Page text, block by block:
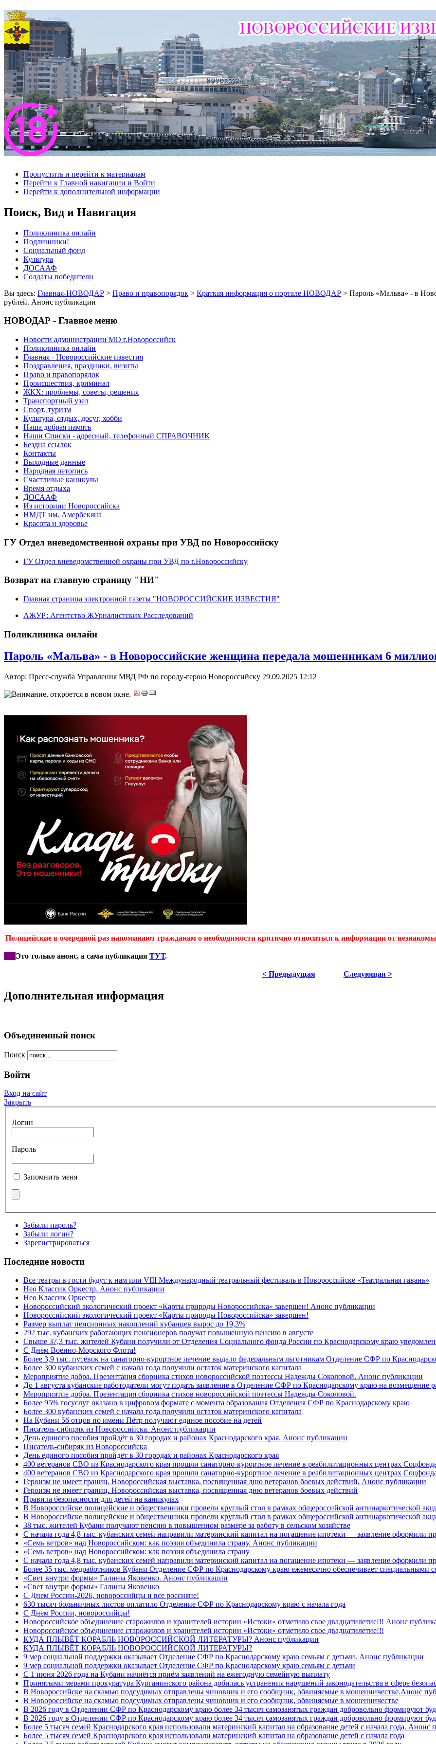
Пропустить и перейти к материалам
Перейти к Главной навигации и Войти
Перейти к дополнительной информации
Поиск, Вид и Навигация
Поликлиника онлайн
Подлинники!
Социальный фонд
Культура
ДОСААФ
Солдаты победители
Вы здесь: Главная-НОВОДАР > Право и правопорядок > Краткая информация о портале НОВОДАР > Пароль «Мальва» - в
рублей. Анонс публикации
НОВОДАР - Главное меню
Новости администрации МО г.Новороссийск
Поликлиника онлайн
Главная - Новороссийские известия
Поздравления, праздники, визиты
Право и правопорядок
Происшествия, криминал
ЖКХ: проблемы, советы, решения
Транспортный узел
Спорт, туризм
Культура, отдых, досуг, хобби
Наша добрая память
Наши Списки - адресный, телефонный СПРАВОЧНИК
Бездна ссылок
Контакты
Выходные данные
Народная летопись
Счастливые каникулы
Время отдыха
ДОСААФ
Из историии Новороссийска
НМДТ им. Амербекяна
Красота и здоровье
ГУ Отдел вневедомственной охраны при УВД по Новороссийску
ГУ Отдел вневедомственной охраны при УВД по г.Новороссийску
Возврат на главную страницу "НИ"
Главная страница электронной газеты "НОВОРОССИЙСКИЕ ИЗВЕСТИЯ"
АЖУР: Агентство ЖУрналистских Расследований
Поликлиника онлайн
Пароль «Мальва» - в Новороссийские женщина передала мошенникам 6
Автор: Пресс-служба Управления МВД РФ по городу-герою Новороссийску 29.09.2025 12:12
Полицейские в очередной раз напоминают гражданам о необходимости критично относиться к информации от
Это только анонс, а сама публикация ТУТ.
< Предыдущая Следующая >
Дополнительная информация
Объединенный поиск
Поиск
Войти
Вход на сайт
Закрыть
Логин
Пароль
Запомнить меня
Забыли пароль?
Забыли логин?
Зарегистрироваться
Последние новости
Все театры в гости будут к нам или VIII Международный театральный фестиваль в Новороссийске «Театральная гавань»
Нео Классик Оркестр. Анонс публикации
Нео Классик Оркестр
Новороссийский экологический проект «Карты природы Новороссийска» завершен! Анонс публикации
Новороссийский экологический проект «Карты природы Новороссийска» завершен!
Размер выплат пенсионных накоплений кубанцев вырос до 19,3%
292 тыс. кубанских работающих пенсионеров получат повышенную пенсию в августе
Свыше 37,3 тыс. жителей Кубани получили от Отделения Социального фонда России по Краснодарскому краю
C Днём Военно-Морского Флота!
Более 3,9 тыс. путёвок на санаторно-курортное лечение выдало федеральным льготникам Отделение СФР по
Более 300 кубанских семей с начала года получили остаток материнского капитала
Мероприятие добра. Презентация сборника стихов новороссийской поэтессы Надежды Соколовой. Анонс публикации
До 1 августа кубанские работодатели могут подать заявление в Отделение СФР по Краснодарскому краю на возмещение
Мероприятие добра. Презентация сборника стихов новороссийской поэтессы Надежды Соколовой.
Более 95% госуслуг оказано в цифровом формате с момента образования Отделения СФР по Краснодарскому краю
Более 300 кубанских семей с начала года получили остаток материнского капитала
На Кубани 56 отцов по имени Пётр получают единое пособие на детей
Писатель-сибиряк из Новороссийска. Анонс публикации
День единого пособия пройдёт в 30 городах и районах Краснодарского края. Анонс публикации
Писатель-сибиряк из Новороссийска
День единого пособия пройдёт в 30 городах и районах Краснодарского края
400 ветеранов СВО из Краснодарского края прошли санаторно-курортное лечение в реабилитационных центрах
400 ветеранов СВО из Краснодарского края прошли санаторно-курортное лечение в реабилитационных центрах
Героизм не имеет границ. Новороссийская выставка, посвященная дню ветеранов боевых действий. Анонс публикации
Героизм не имеет границ. Новороссийская выставка, посвященная дню ветеранов боевых действий
Правила безопасности для детей на каникулах
В Новороссийске полицейские и общественники провели круглый стол в рамках общероссийской антинаркотической
В Новороссийске полицейские и общественники провели круглый стол в рамках общероссийской антинаркотической
38 тыс. жителей Кубани получают пенсию в повышенном размере за работу в сельском хозяйстве
С начала года 4,8 тыс. кубанских семей направили материнский капитал на погашение ипотеки — заявление оформили
«Семь ветров» над Новороссийском: как поэзия объединила страну. Анонс публикации
«Семь ветров» над Новороссийском: как поэзия объединила страну
С начала года 4,8 тыс. кубанских семей направили материнский капитал на погашение ипотеки — заявление оформили
Более 35 тыс. медработников Кубани Отделение СФР по Краснодарскому краю ежемесячно обеспечивает специальными
«Свет внутри формы» Галины Яковенко. Анонс публикации
«Свет внутри формы» Галины Яковенко
C Днем России-2026, новороссийцы и все россияне!
630 тысяч больничных листов оплатило Отделение СФР по Краснодарскому краю с начала года
C Днем России, новороссийцы!
Новороссийское объединение старожилов и хранителей истории «Истоки» отметило свое двадцатилетие!!! Анонс
Новороссийское объединение старожилов и хранителей истории «Истоки» отметило свое двадцатилетие!!!
КУДА ПЛЫВЁТ КОРАБЛЬ НОВОРОССИЙСКОЙ ЛИТЕРАТУРЫ? Анонс публикации
КУДА ПЛЫВЁТ КОРАБЛЬ НОВОРОССИЙСКОЙ ЛИТЕРАТУРЫ?
9 мер социальной поддержки оказывает Отделение СФР по Краснодарскому краю семьям с детьми. Анонс публикации
9 мер социальной поддержки оказывает Отделение СФР по Краснодарскому краю семьям с детьми
С 1 июня 2026 года на Кубани начнётся приём заявлений на ежегодную семейную выплату
Принятыми мерами прокуратура Курганинского района добилась устранения нарушений законодательства в сфере
В Новороссийске на скамью подсудимых отправлены чиновник и его сообщник, обвиняемые в мошенничестве.Анонс
В Новороссийске на скамью подсудимых отправлены чиновник и его сообщник, обвиняемые в мошенничестве
В 2026 году в Отделении СФР по Краснодарскому краю более 34 тысяч самозанятых граждан добровольно формируют
В 2026 году в Отделении СФР по Краснодарскому краю более 34 тысяч самозанятых граждан добровольно формируют
Более 5 тысяч семей Краснодарского края использовали материнский капитал на образование детей с начала года. Анонс
Более 5 тысяч семей Краснодарского края использовали материнский капитал на образование детей с начала года